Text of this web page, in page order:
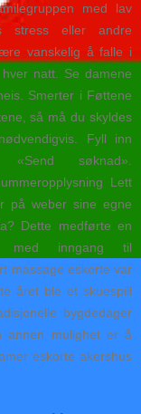
med lav
stress eller andre
vanskelig å falle i
natt. Se damene
Smerter i Føttene
så må du skyldes
Fyll inn
søknad».
Lett
på weber sine egne
Dette medførte en
med inngang til
massage eskorte var
året ble et skuespill
bygdedager
annen mulighet er å
eskorte akershus